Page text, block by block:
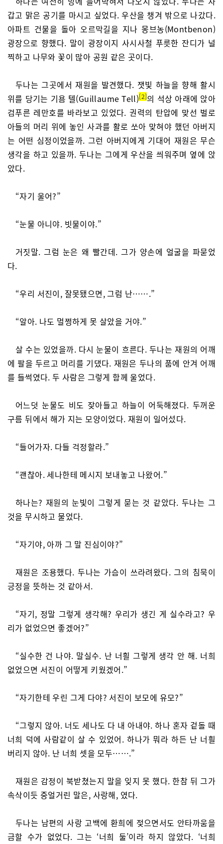
갑고 맑은 공기를 마시고 싶었다. 우산을 챙겨 밖으로 나갔다.
아파트 건물을 돌아 오르막길을 지나 몽브농(Montbenon)
광장으로 향했다. 말이 광장이지 사시사철 푸릇한 잔디가 널
찍하고 나무와 꽃이 많아 공원 같은 곳이다.
두나는 그곳에서 재원을 발견했다. 잿빛 하늘을 향해 활시
위를 당기는 기욤 텔(Guillaume Tell) 2 의 석상 아래에 앉아
검푸른 레만호를 바라보고 있었다. 권력의 탄압에 맞선 벌로
아들의 머리 위에 놓인 사과를 활로 쏘아 맞혀야 했던 아버지
는 어떤 심정이었을까. 그런 아버지에게 기대어 재원은 무슨
생각을 하고 있을까. 두나는 그에게 우산을 씌워주며 옆에 앉
았다.
“자기 울어?”
“눈물 아니야. 빗물이야.”
거짓말. 그럼 눈은 왜 빨간데. 그가 양손에 얼굴을 파묻었
다.
“우리 서진이, 잘못됐으면, 그럼 난…….”
“알아. 나도 멀쩡하게 못 살았을 거야.”
살 수는 있었을까. 다시 눈물이 흐른다. 두나는 재원의 어깨
에 팔을 두르고 머리를 기댔다. 재원은 두나의 품에 안겨 어깨
를 들썩였다. 두 사람은 그렇게 함께 울었다.
어느덧 눈물도 비도 잦아들고 하늘이 어둑해졌다. 두꺼운
구름 뒤에서 해가 지는 모양이었다. 재원이 일어섰다.
“들어가자. 다들 걱정할라.”
“괜찮아. 세나한테 메시지 보내놓고 나왔어.”
하나는? 재원의 눈빛이 그렇게 묻는 것 같았다. 두나는 그
것을 무시하고 물었다.
“자기야, 아까 그 말 진심이야?”
재원은 조용했다. 두나는 가슴이 쓰라려왔다. 그의 침묵이
긍정을 뜻하는 것 같아서.
“자기, 정말 그렇게 생각해? 우리가 생긴 게 실수라고? 우
리가 없었으면 좋겠어?”
“실수한 건 나야. 말실수. 난 너흴 그렇게 생각 안 해. 너희
없었으면 서진이 어떻게 키웠겠어.”
“자기한테 우린 그게 다야? 서진이 보모에 유모?”
“그렇지 않아. 너도 세나도 다 내 아내야. 하나 혼자 겉돌 때
너희 덕에 사람같이 살 수 있었어. 하나가 뭐라 하든 난 너흴
버리지 않아. 난 너희 셋을 모두…….”
재원은 감정이 북받쳤는지 말을 잊지 못 했다. 한참 뒤 그가
속삭이듯 중얼거린 말은, 사랑해, 였다.
두나는 남편의 사랑 고백에 환희에 젖으면서도 안타까움을
금할 수가 없었다. 그는 ‘너희 둘’이라 하지 않았다. ‘너희